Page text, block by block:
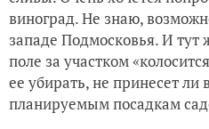
виноград. Не знаю,
западе Подмосковья. И тут
поле за участком
ее убирать, не принесет
планируемым посадкам